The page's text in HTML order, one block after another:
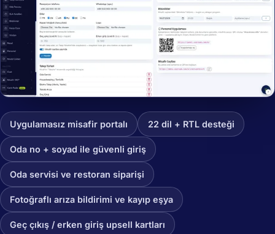
Uygulamasız misafir portalı 22 dil + RTL desteği
Oda no + soyad ile güvenli giriş
Oda servisi ve restoran siparişi
Fotoğraflı arıza bildirimi ve kayıp eşya
Geç çıkış / erken giriş upsell kartları